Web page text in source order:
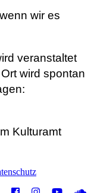
wir es
veranstaltet
wird spontan
Kulturamt